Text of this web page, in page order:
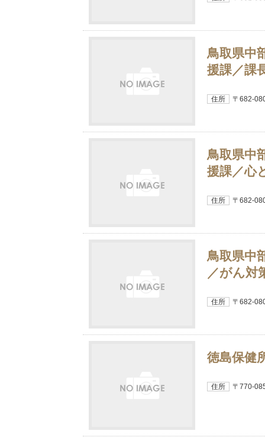
鳥取県中
援課／課
住所 〒682-
鳥取県中
援課／心
住所 〒682-
鳥取県中
／がん対
住所 〒682-
徳島保健
住所 〒770-